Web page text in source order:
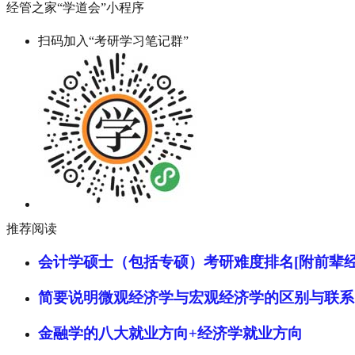
经管之家“学道会”小程序
扫码加入“考研学习笔记群”
推荐阅读
会计学硕士（包括专硕）考研难度排名[附前辈
简要说明微观经济学与宏观经济学的区别与联系
金融学的八大就业方向+经济学就业方向